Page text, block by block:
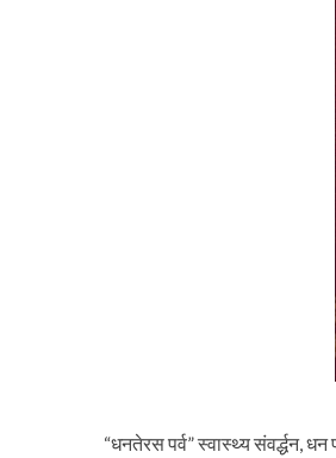
“धनतेरस पर्व” स्वास्थ्य संवर्द्धन,